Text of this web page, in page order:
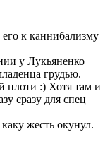
к каннибализму
у Лукьяненко
грудью.
плоти :) Хотя там и
сразу для спец
жесть окунул.